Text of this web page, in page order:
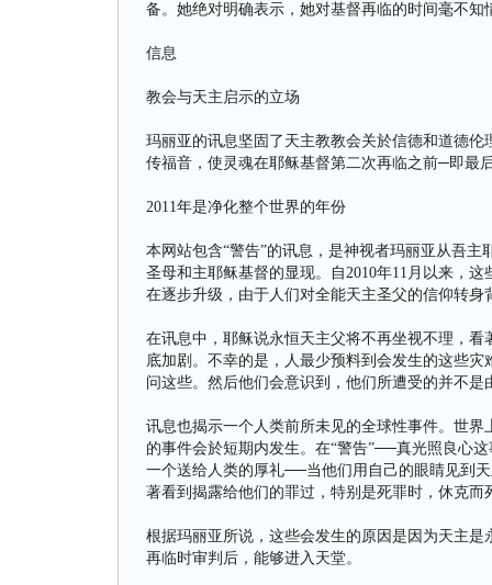
备。她绝对明确表示，她对基督再临的时间毫不
信息
教会与天主启示的立场
玛丽亚的讯息坚固了天主教教会关於信德和道德
传福音，使灵魂在耶稣基督第二次再临之前─即最
2011年是净化整个世界的年份
本网站包含“警告”的讯息，是神视者玛丽亚从吾
圣母和主耶稣基督的显现。自2010年11月以来，
在逐步升级，由于人们对全能天主圣父的信仰转身
在讯息中，耶稣说永恒天主父将不再坐视不理，
底加剧。不幸的是，人最少预料到会发生的这些
问这些。然后他们会意识到，他们所遭受的并不
讯息也揭示一个人类前所未见的全球性事件。世
的事件会於短期内发生。在“警告”──真光照良心
一个送给人类的厚礼──当他们用自己的眼睛见到
著看到揭露给他们的罪过，特别是死罪时，休克
根据玛丽亚所说，这些会发生的原因是因为天主
再临时审判后，能够进入天堂。